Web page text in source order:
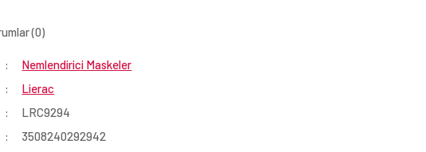
(0)
Nemlendirici Maskeler
Lierac
LRC9294
3508240292942